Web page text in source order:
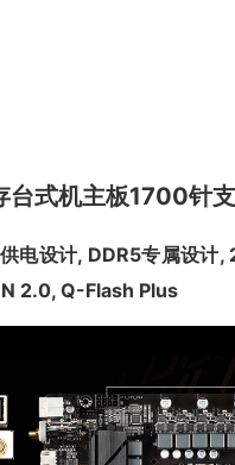
式机主板1700针
电设计, DDR5专属设计
2.0, Q-Flash Plus​​​